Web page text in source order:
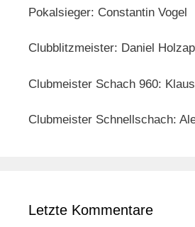
Pokalsieger: Constantin Vogel
Clubblitzmeister: Daniel
Clubmeister Schach 960:
Clubmeister Schnellschach:
Letzte Kommentare